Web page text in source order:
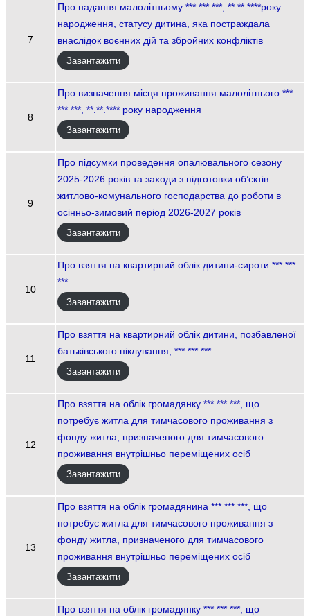
7
Про надання малолітньому *** *** ***, **.**.****року
народження, статусу дитина, яка постраждала
внаслідок воєнних дій та збройних конфліктів
Завантажити
8
Про визначення місця проживання малолітнього ***
*** ***, **.**.**** року народження
Завантажити
9
Про підсумки проведення опалювального сезону
2025-2026 років та заходи з підготовки об’єктів
житлово-комунального господарства до роботи в
осінньо-зимовий період 2026-2027 років
Завантажити
10
Про взяття на квартирний облік дитини-сироти *** ***
***
Завантажити
11
Про взяття на квартирний облік дитини, позбавленої
батьківського піклування, *** *** ***
Завантажити
12
Про взяття на облік громадянку *** *** ***, що
потребує житла для тимчасового проживання з
фонду житла, призначеного для тимчасового
проживання внутрішньо переміщених осіб
Завантажити
13
Про взяття на облік громадянина *** *** ***, що
потребує житла для тимчасового проживання з
фонду житла, призначеного для тимчасового
проживання внутрішньо переміщених осіб
Завантажити
Про взяття на облік громадянку *** *** ***, що